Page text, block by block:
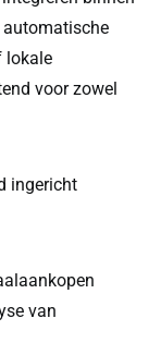
lokale
voor zowel
ingericht
van